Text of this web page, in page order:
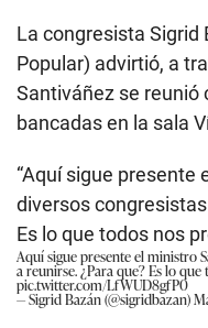
La congresista Sigrid
Popular) advirtió, a
Santiváñez se
bancadas en la sala
“Aquí sigue presente
diversos
Es lo que todos nos
Aquí sigue presente el ministro
a reunirse. ¿Para que? Es lo
pic.twitter.com/LfWUD8gfP0
— Sigrid Bazán (@sigridbazan)